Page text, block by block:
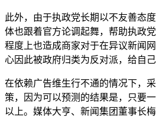
此外，由于执政党长期以不友善态
体也跟着官方论调起舞，帮助执政
程度上也造成商家对于在异议新闻
心因此被政府归类为反对派，给自己
在依赖广告维生行不通的情况下，
策，因为可以预测的结果是，只要
以上。媒体大亨、新闻集团董事长